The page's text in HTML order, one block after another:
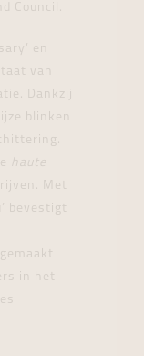
Council.
en
van
Dankzij
blinken
haute
Met
bevestigt
in het